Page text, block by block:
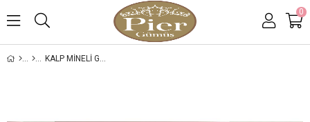
0
KALP MINELI GÜMÜŞ HALHAL